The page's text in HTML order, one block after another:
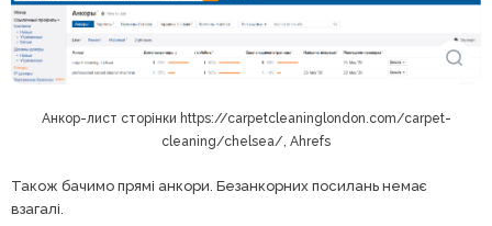
Анкор-лист сторінки https://carpetcleaninglondon.com/carpet-
cleaning/chelsea/, Ahrefs
Також бачимо прямі анкори. Безанкорних посилань немає
взагалі.